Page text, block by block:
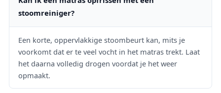
stoomreiniger?
Een korte, oppervlakkige stoombeurt kan, mits je
voorkomt dat er te veel vocht in het matras trekt. Laat
het daarna volledig drogen voordat je het weer
opmaakt.